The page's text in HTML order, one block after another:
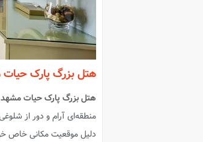
هتل بزرگ پارک حیات
هتل بزرگ پارک حیات مشهد
دلیل موقعیت مکانی خاص